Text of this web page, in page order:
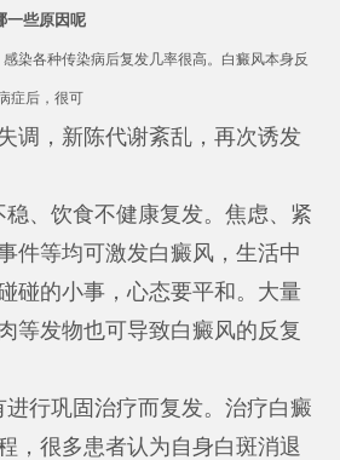
一些原因呢
染各种传染病后复发几率很高。白癜风本身反
症后，很可
调，新陈代谢紊乱，再次诱发
、饮食不健康复发。焦虑、紧
件等均可激发白癜风，生活中
碰的小事，心态要平和。大量
等发物也可导致白癜风的反复
行巩固治疗而复发。治疗白癜
，很多患者认为自身白斑消退